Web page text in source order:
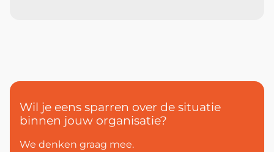
Wil je eens sparren over de situatie
binnen jouw organisatie?
We denken graag mee.